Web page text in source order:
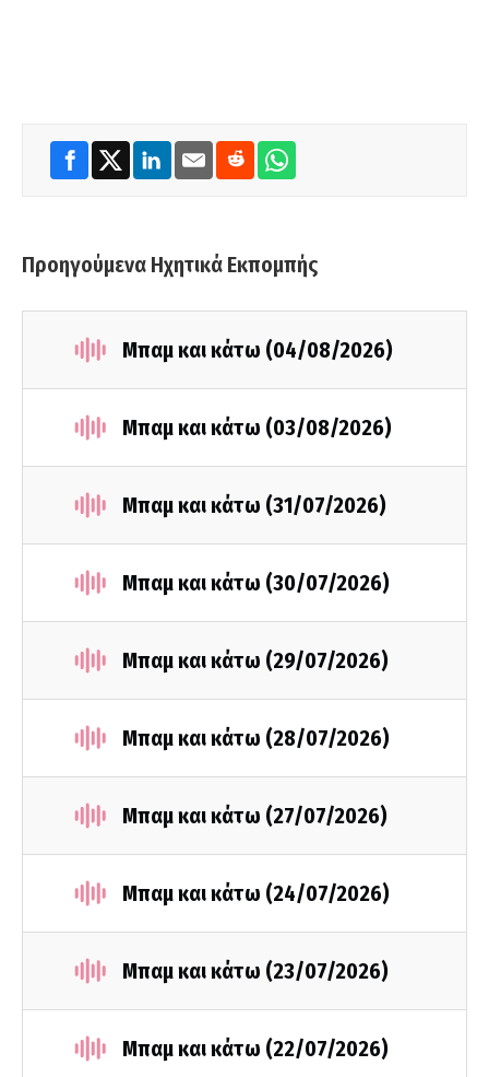
Προηγούμενα Ηχητικά Εκπομπής
Μπαμ και κάτω (04/08/2026)
Μπαμ και κάτω (03/08/2026)
Μπαμ και κάτω (31/07/2026)
Μπαμ και κάτω (30/07/2026)
Μπαμ και κάτω (29/07/2026)
Μπαμ και κάτω (28/07/2026)
Μπαμ και κάτω (27/07/2026)
Μπαμ και κάτω (24/07/2026)
Μπαμ και κάτω (23/07/2026)
Μπαμ και κάτω (22/07/2026)